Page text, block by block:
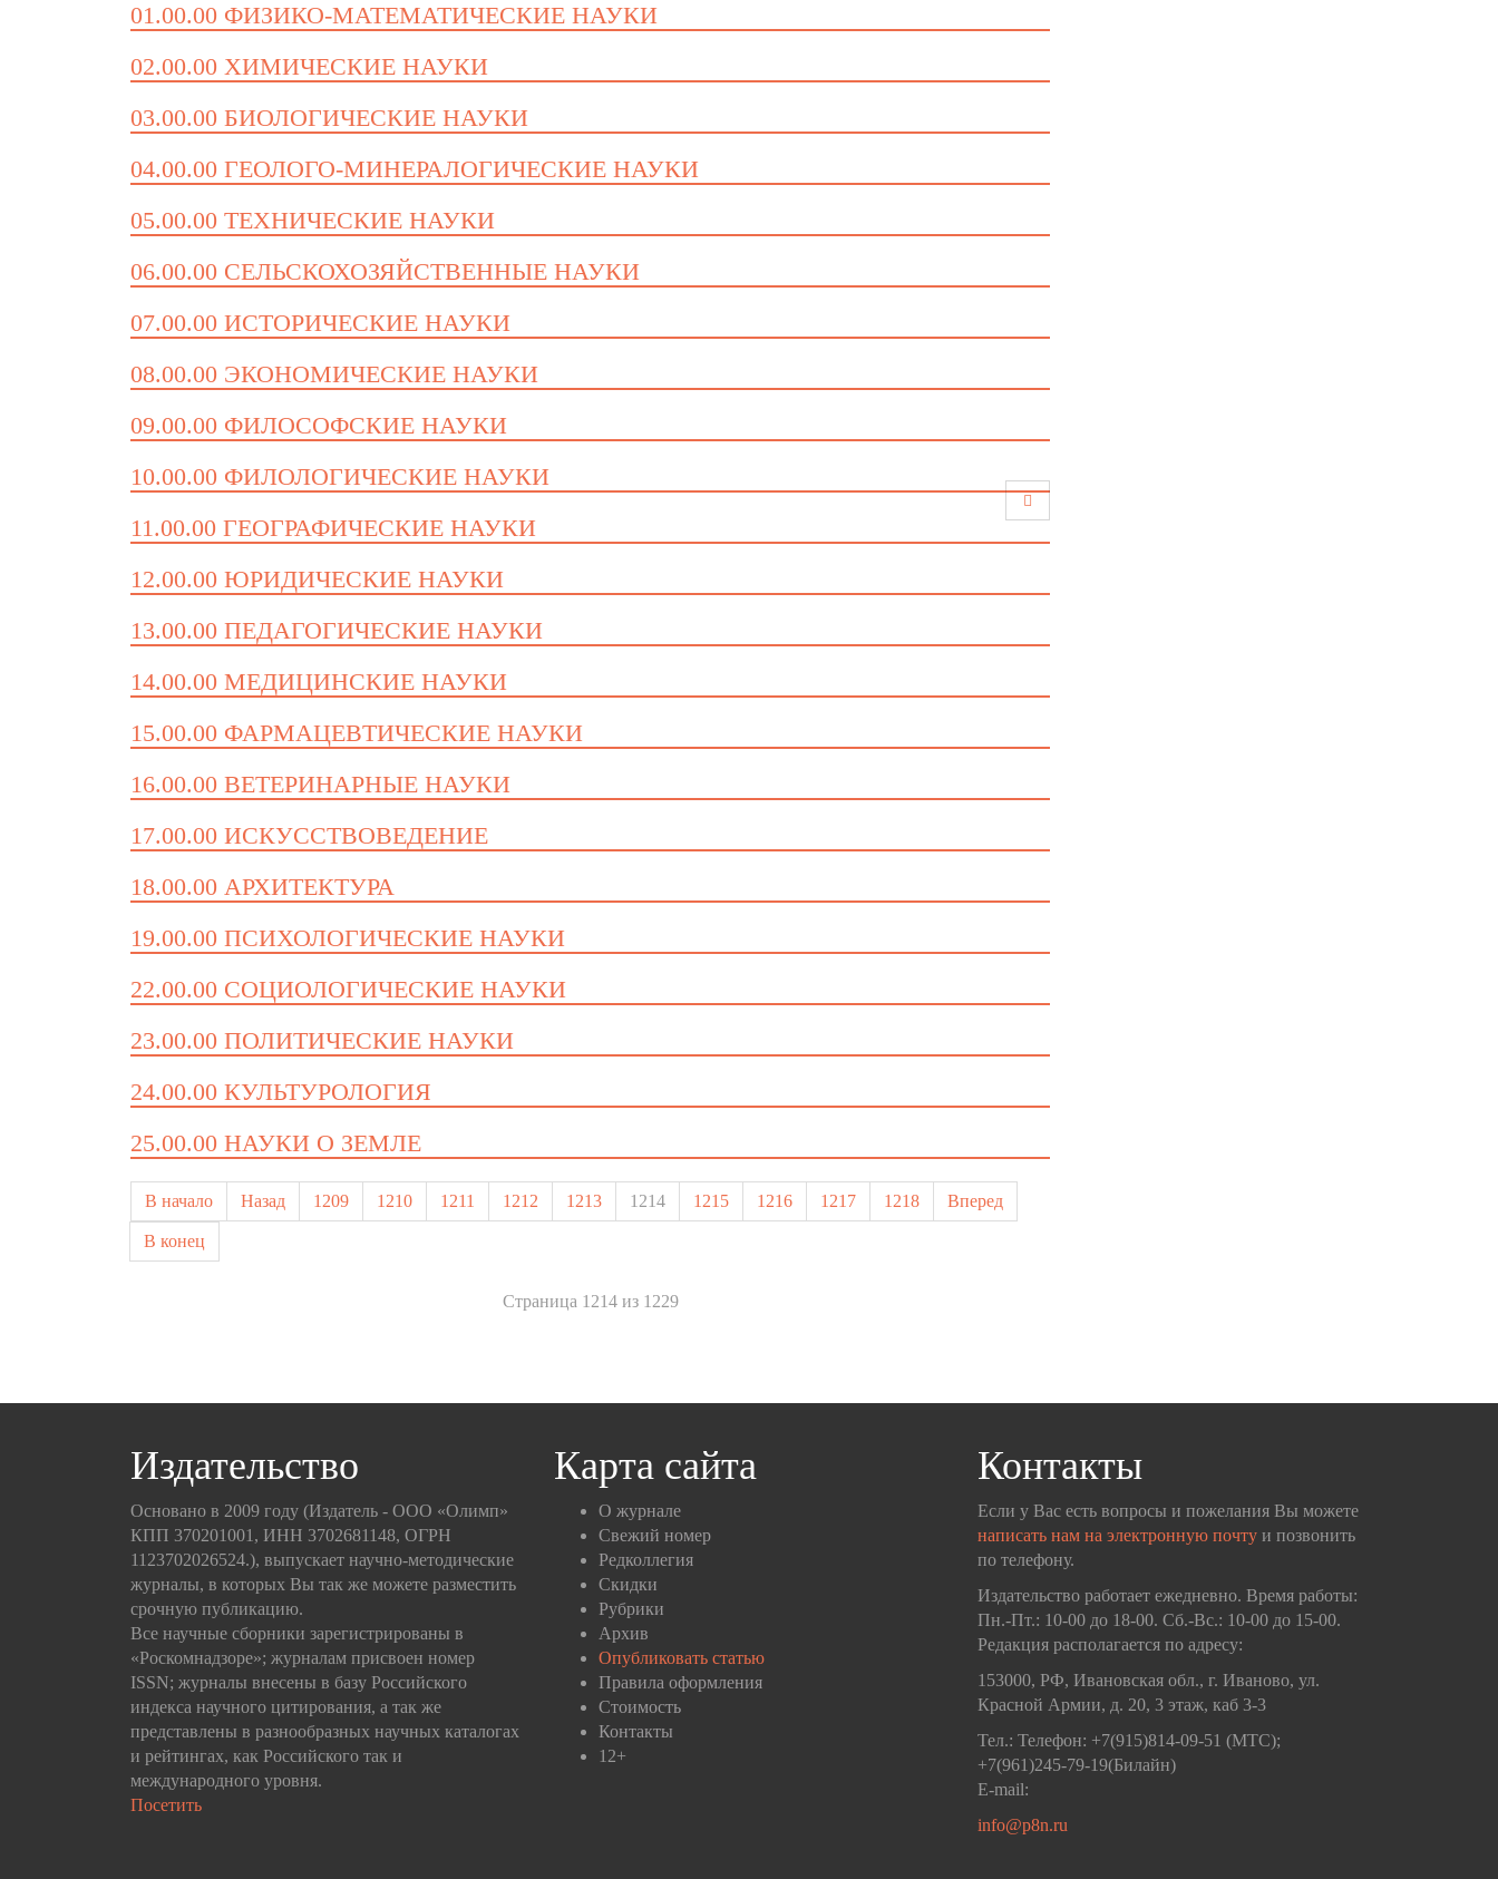
01.00.00 ФИЗИКО-МАТЕМАТИЧЕСКИЕ НАУКИ
02.00.00 ХИМИЧЕСКИЕ НАУКИ
03.00.00 БИОЛОГИЧЕСКИЕ НАУКИ
04.00.00 ГЕОЛОГО-МИНЕРАЛОГИЧЕСКИЕ НАУКИ
05.00.00 ТЕХНИЧЕСКИЕ НАУКИ
06.00.00 СЕЛЬСКОХОЗЯЙСТВЕННЫЕ НАУКИ
07.00.00 ИСТОРИЧЕСКИЕ НАУКИ
08.00.00 ЭКОНОМИЧЕСКИЕ НАУКИ
09.00.00 ФИЛОСОФСКИЕ НАУКИ
10.00.00 ФИЛОЛОГИЧЕСКИЕ НАУКИ
11.00.00 ГЕОГРАФИЧЕСКИЕ НАУКИ
12.00.00 ЮРИДИЧЕСКИЕ НАУКИ
13.00.00 ПЕДАГОГИЧЕСКИЕ НАУКИ
14.00.00 МЕДИЦИНСКИЕ НАУКИ
15.00.00 ФАРМАЦЕВТИЧЕСКИЕ НАУКИ
16.00.00 ВЕТЕРИНАРНЫЕ НАУКИ
17.00.00 ИСКУССТВОВЕДЕНИЕ
18.00.00 АРХИТЕКТУРА
19.00.00 ПСИХОЛОГИЧЕСКИЕ НАУКИ
22.00.00 СОЦИОЛОГИЧЕСКИЕ НАУКИ
23.00.00 ПОЛИТИЧЕСКИЕ НАУКИ
24.00.00 КУЛЬТУРОЛОГИЯ
25.00.00 НАУКИ О ЗЕМЛЕ
В начало Назад 1209 1210 1211 1212 1213 1214 1215 1216 1217 1218 Вперед
В конец
Страница 1214 из 1229
Издательство
Основано в 2009 году (Издатель - ООО «Олимп»
КПП 370201001, ИНН 3702681148, ОГРН
1123702026524.), выпускает научно-методические
журналы, в которых Вы так же можете разместить
срочную публикацию.
Все научные сборники зарегистрированы в
«Роскомнадзоре»; журналам присвоен номер
ISSN; журналы внесены в базу Российского
индекса научного цитирования, а так же
представлены в разнообразных научных каталогах
и рейтингах, как Российского так и
международного уровня.
Посетить
Карта сайта
О журнале
Свежий номер
Редколлегия
Скидки
Рубрики
Архив
Опубликовать статью
Правила оформления
Стоимость
Контакты
12+
Контакты
Если у Вас есть вопросы и пожелания Вы можете
написать нам на электронную почту и позвонить
по телефону.
Издательство работает ежедневно. Время работы:
Пн.-Пт.: 10-00 до 18-00. Сб.-Вс.: 10-00 до 15-00.
Редакция располагается по адресу:
153000, РФ, Ивановская обл., г. Иваново, ул.
Красной Армии, д. 20, 3 этаж, каб 3-3
Тел.: Телефон: +7(915)814-09-51 (МТС);
+7(961)245-79-19(Билайн)
E-mail:
info@p8n.ru